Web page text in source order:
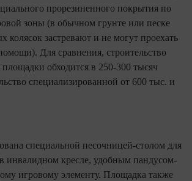
прорезиненного покрытия по
зоны (в обычном грунте или песке
колясок застревают и не могут проехать
Для сравнения, строительство
обходится в 250-300 тысяч
специализированной от 600 тыс. и
специальной песочницей-столом для
инвалидном кресле, удобным пандусом-
игровому элементу. Площадка также